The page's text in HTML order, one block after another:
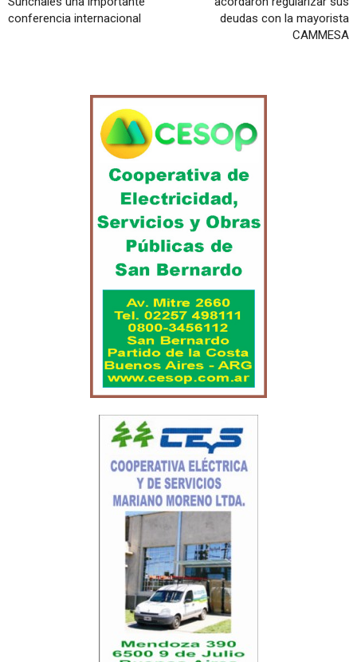
conferencia internacional
deudas con la mayorista
CAMMESA